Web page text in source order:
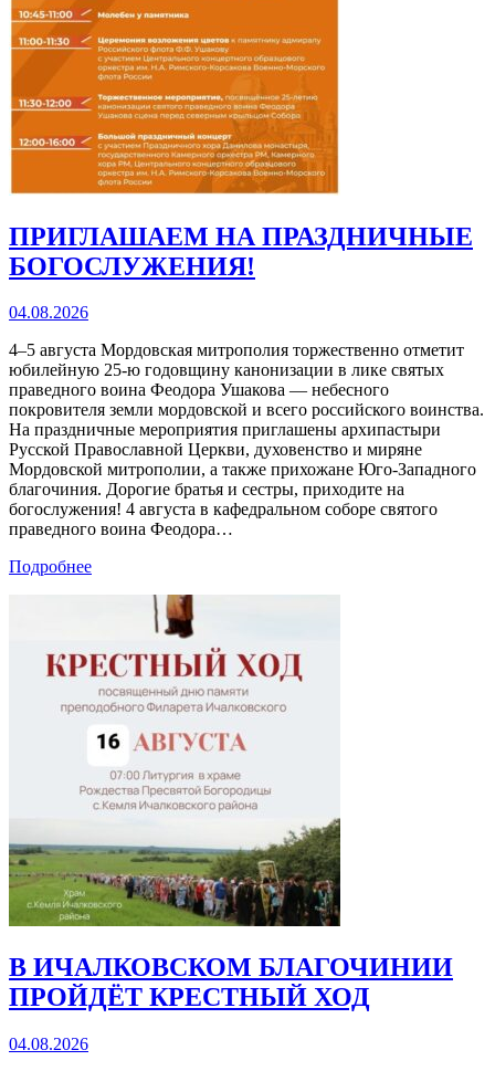
ПРИГЛАШАЕМ НА ПРАЗДНИЧНЫЕ
БОГОСЛУЖЕНИЯ!
04.08.2026
4–5 августа Мордовская митрополия торжественно отметит
юбилейную 25‑ю годовщину канонизации в лике святых
праведного воина Феодора Ушакова — небесного
покровителя земли мордовской и всего российского воинства.
На праздничные мероприятия приглашены архипастыри
Русской Православной Церкви, духовенство и миряне
Мордовской митрополии, а также прихожане Юго‑Западного
благочиния. Дорогие братья и сестры, приходите на
богослужения! 4 августа в кафедральном соборе святого
праведного воина Феодора…
Подробнее
В ИЧАЛКОВСКОМ БЛАГОЧИНИИ
ПРОЙДЁТ КРЕСТНЫЙ ХОД
04.08.2026